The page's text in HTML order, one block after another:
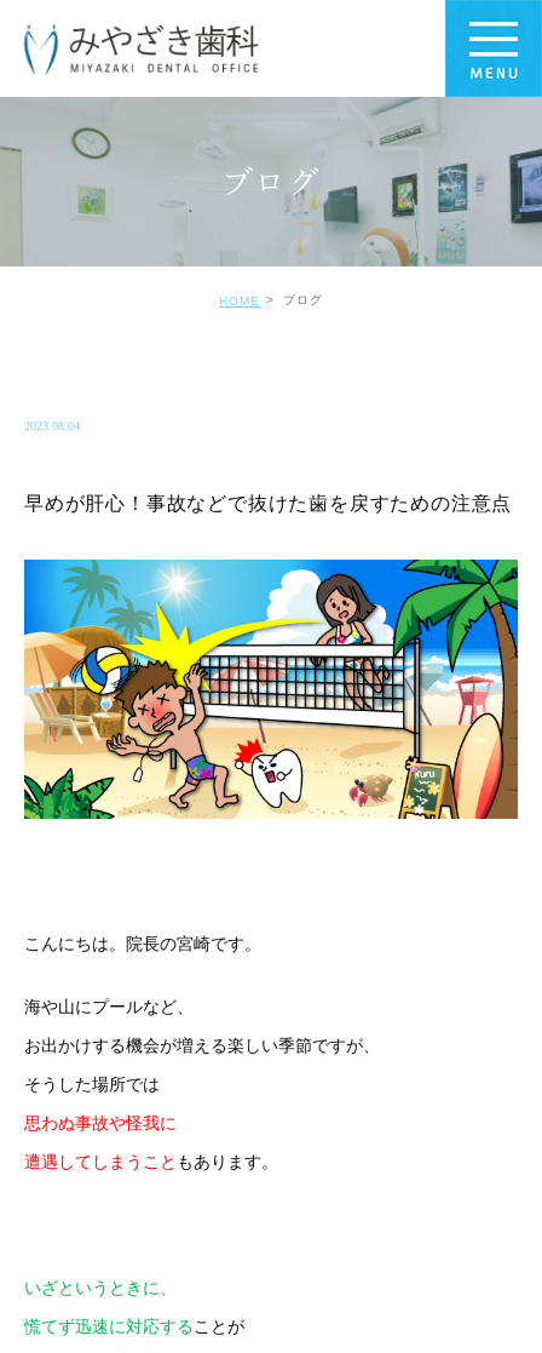
ブログ
HOME ブログ
2023.08.04
早めが肝心！事故などで抜けた歯を戻すための注意点
こんにちは。院長の宮崎です。
海や山にプールなど、
お出かけする機会が増える楽しい季節ですが、
そうした場所では
思わぬ事故や怪我に
遭遇してしまうこと もあります。
いざというときに、
慌てず迅速に対応することが